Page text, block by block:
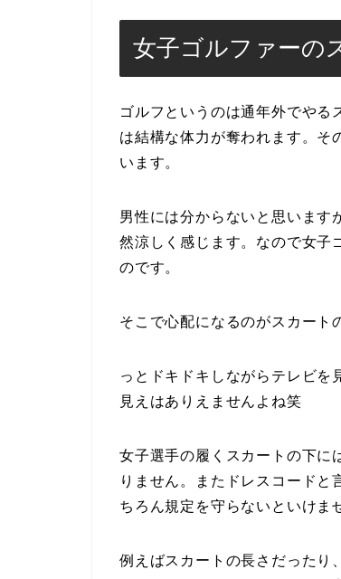
女子ゴルファーの
ゴルフというのは通年外でやる
は結構な体力が奪われます。そ
います。
男性には分からないと思います
然涼しく感じます。なので女子
のです。
そこで心配になるのがスカート
っとドキドキしながらテレビを
見えはありえませんよね笑
女子選手の履くスカートの下に
りません。またドレスコードと
ちろん規定を守らないといけま
例えばスカートの長さだったり